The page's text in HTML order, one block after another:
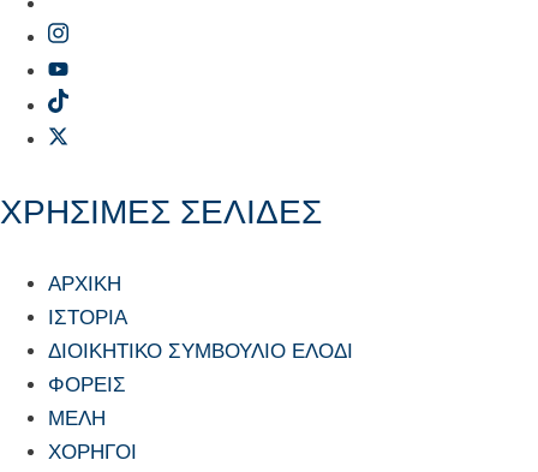
ΧΡΗΣΙΜΕΣ ΣΕΛΙΔΕΣ
ΑΡΧΙΚΗ
ΙΣΤΟΡΙΑ
ΔΙΟΙΚΗΤΙΚΟ ΣΥΜΒΟΥΛΙΟ ΕΛΟΔΙ
ΦΟΡΕΙΣ
ΜΕΛΗ
ΧΟΡΗΓΟΙ